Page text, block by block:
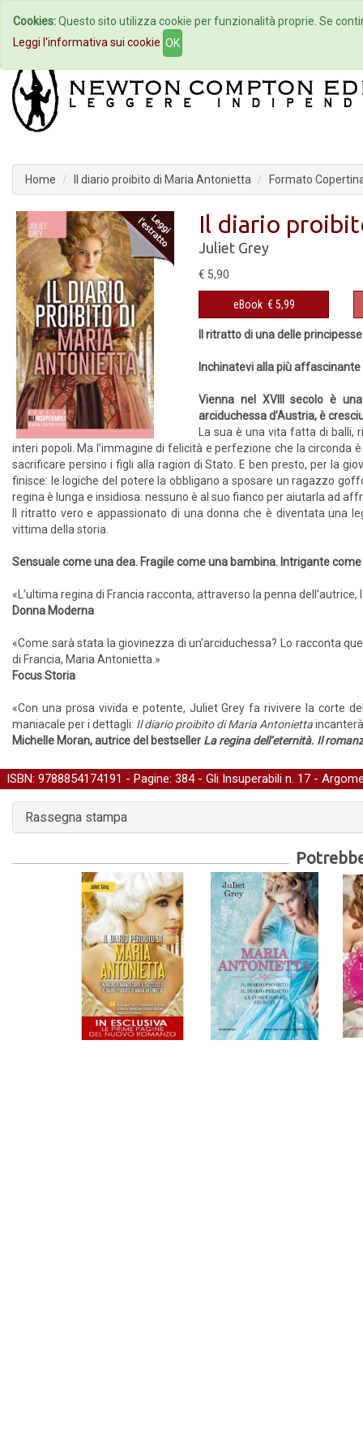
Home Autori Eventi
Home Il diario proibito di Maria Antonietta Formato
Il diario
Juliet Grey
€ 5,90
eBook € 5,99
Il ritratto di una delle
Inchinatevi alla più affascinante
Vienna nel XVIII secolo è
arciduchessa d’Austria, è
La sua è una vita fatta di
interi popoli. Ma l’immagine di felicità e perfezione che la circonda
sacrificare persino i figli alla ragion di Stato. E ben presto, per la
finisce: le logiche del potere la obbligano a sposare un ragazzo
regina è lunga e insidiosa: nessuno è al suo fianco per aiutarla ad
Il ritratto vero e appassionato di una donna che è diventata una
vittima della storia.
Sensuale come una dea. Fragile come una bambina. Intrigante
«L’ultima regina di Francia racconta, attraverso la penna
Donna Moderna
«Come sarà stata la giovinezza di un’arciduchessa? Lo racconta
di Francia, Maria Antonietta.»
Focus Storia
«Con una prosa vivida e potente, Juliet Grey fa rivivere la corte
maniacale per i dettagli: Il diario proibito di Maria Antonietta
Michelle Moran, autrice del bestseller La regina dell’eternità. Il
ISBN: 9788854174191 - Pagine: 384 - Gli Insuperabili n. 17 -
Rassegna stampa
Cookies:Questo sito utilizza cookie per funzionalità proprie. Se
Leggi l'informativa sui cookie OK